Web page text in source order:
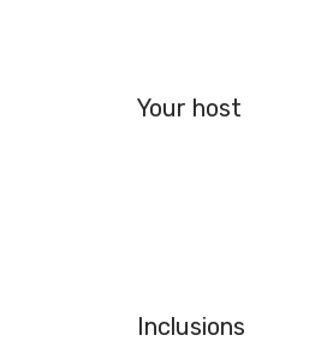
Your host
Inclusions